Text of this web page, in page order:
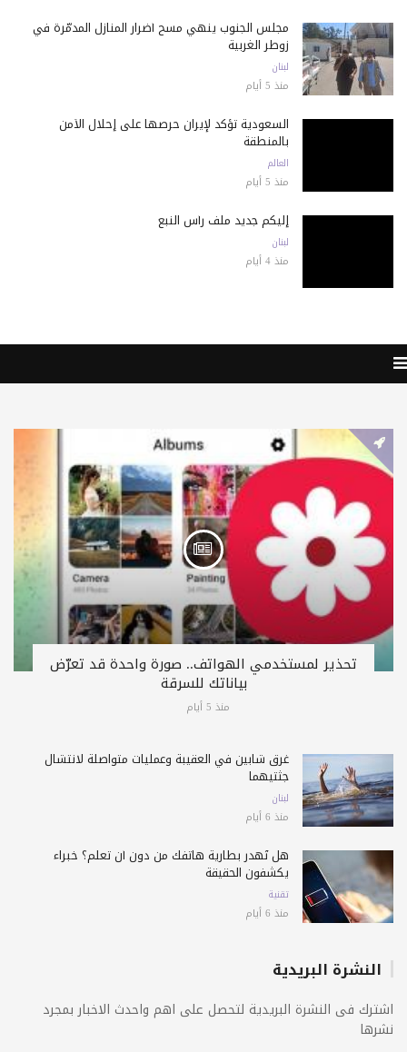
مجلس الجنوب ينهي مسح أضرار المنازل المدمّرة في
زوطر الغربية
لبنان
منذ 5 أيام
السعودية تؤكد لإيران حرصها على إحلال الأمن
بالمنطقة
العالم
منذ 5 أيام
إليكم جديد ملف رأس النبع
لبنان
منذ 4 أيام
تحذير لمستخدمي الهواتف.. صورة واحدة قد تعرّض
بياناتك للسرقة
منذ 5 أيام
غرق شابين في العقيبة وعمليات متواصلة لانتشال
جثتيهما
لبنان
منذ 6 أيام
هل تُهدر بطارية هاتفك من دون أن تعلم؟ خبراء
يكشفون الحقيقة
تقنية
منذ 6 أيام
النشرة البريدية
اشترك فى النشرة البريدية لتحصل على اهم واحدث الاخبار بمجرد
نشرها